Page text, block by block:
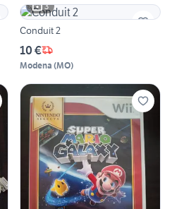
3
Conduit 2
10 €
Modena (MO)